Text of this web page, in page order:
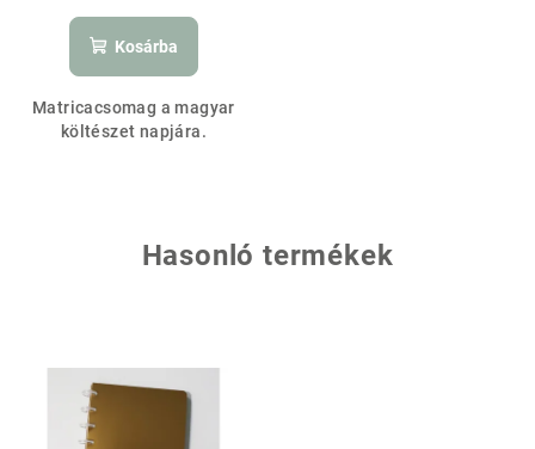
Kosárba
Matricacsomag a magyar
költészet napjára.
Hasonló termékek